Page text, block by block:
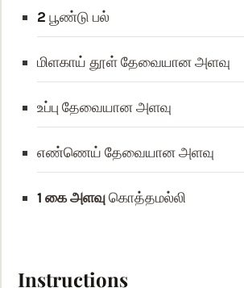
2 பூண்டு பல்
மிளகாய் தூள்தேவையான அளவு
உப்பு தேவையான அளவு
எண்ணெய் தேவையான அளவு
1 கை அளவுகொத்தமல்லி
Instructions